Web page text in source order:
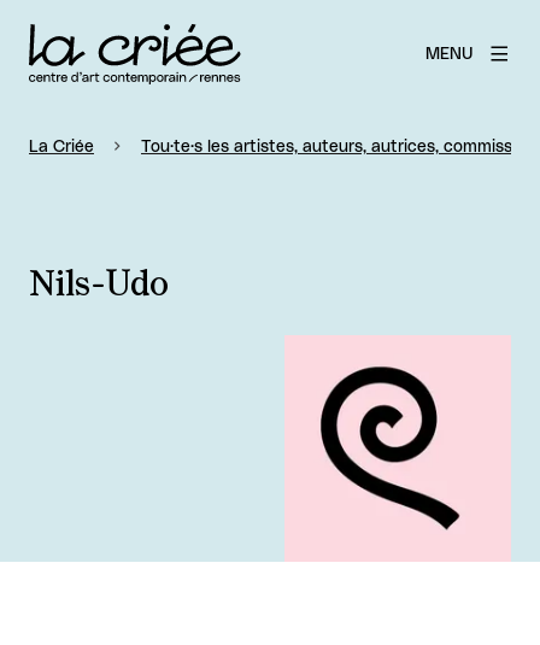
MENU
La Criée Tou·te·s les artistes, auteurs, autrices,
Nils-Udo